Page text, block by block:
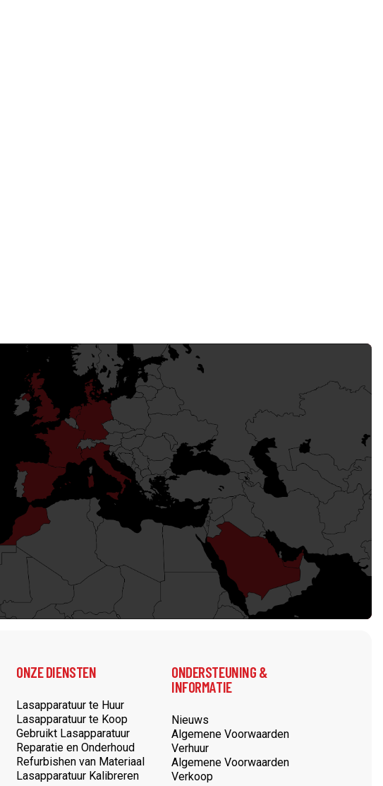
Een wereldwijde one-stop shop
Dankzij ons groeiende wereldwijde bereik kunnen wij een reeks
bieden vanuit onze diverse internationale faciliteiten
met wereldwijde verzending.
Redrock Wereldwijd
ONZE DIENSTEN
Lasapparatuur te Huur
Lasapparatuur te Koop
Gebruikt Lasapparatuur
Reparatie en Onderhoud
Refurbishen van Materiaal
Lasapparatuur Kalibreren
ONDERSTEUNING &
INFORMATIE
Nieuws
Algemene Voorwaarden
Verhuur
Algemene Voorwaarden
Verkoop